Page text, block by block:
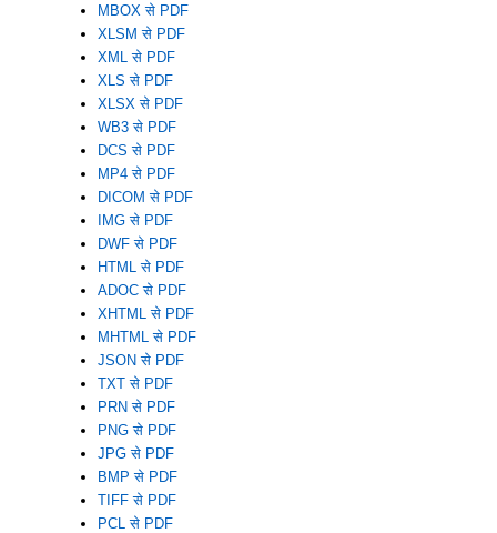
MBOX से PDF
XLSM से PDF
XML से PDF
XLS से PDF
XLSX से PDF
WB3 से PDF
DCS से PDF
MP4 से PDF
DICOM से PDF
IMG से PDF
DWF से PDF
HTML से PDF
ADOC से PDF
XHTML से PDF
MHTML से PDF
JSON से PDF
TXT से PDF
PRN से PDF
PNG से PDF
JPG से PDF
BMP से PDF
TIFF से PDF
PCL से PDF